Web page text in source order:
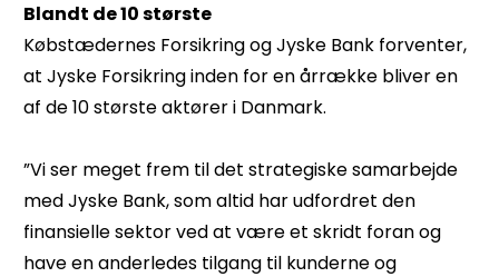
Blandt de 10 største
Købstædernes Forsikring og Jyske Bank forventer,
at Jyske Forsikring inden for en årrække bliver en
af de 10 største aktører i Danmark.
”Vi ser meget frem til det strategiske samarbejde
med Jyske Bank, som altid har udfordret den
finansielle sektor ved at være et skridt foran og
have en anderledes tilgang til kunderne og